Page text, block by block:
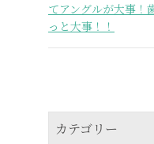
てアングルが大事！
っと大事！！
カテゴリー